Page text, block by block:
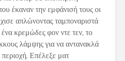
έκαναν την εμφάνισή τους οι
απλώνοντας ταμποναριστά
κρεμώδες φον ντε τεν, το
λάμψης για να αντανακλά
Επέλεξε ματ